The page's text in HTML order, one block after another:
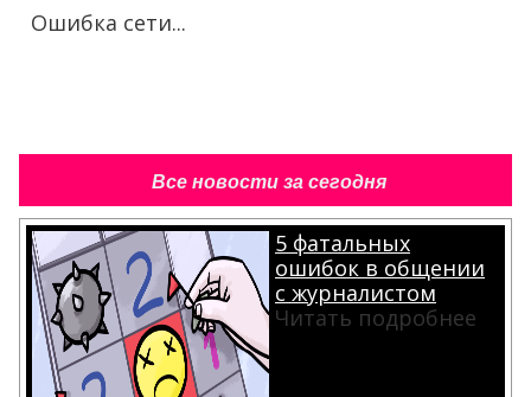
Ошибка сети...
Все новости за сегодня
5 фатальных
ошибок в общении
с журналистом
Читать подробнее